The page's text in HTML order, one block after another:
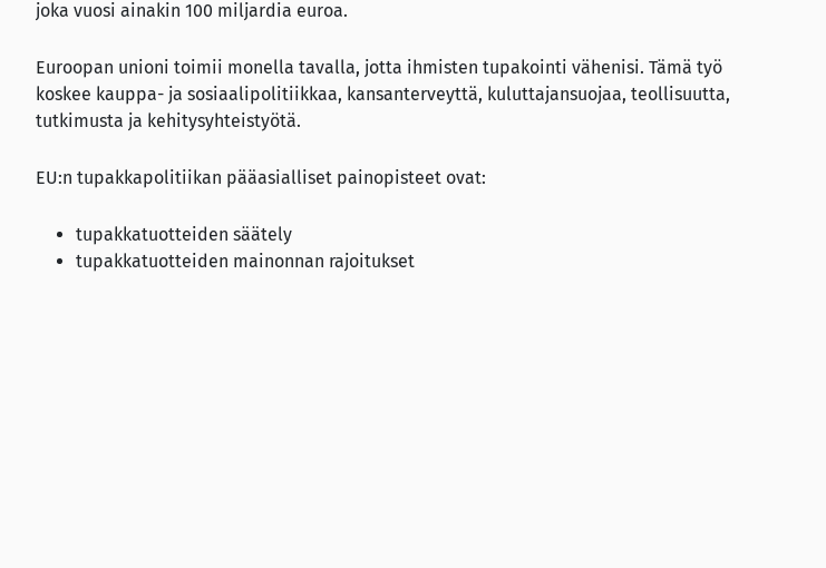
joka vuosi ainakin 100 miljardia euroa.
Euroopan unioni toimii monella tavalla, jotta ihmisten tupakointi vähenisi. Tämä työ
koskee kauppa- ja sosiaalipolitiikkaa, kansanterveyttä, kuluttajansuojaa, teollisuutta,
tutkimusta ja kehitysyhteistyötä.
EU:n tupakkapolitiikan pääasialliset painopisteet ovat:
tupakkatuotteiden säätely
tupakkatuotteiden mainonnan rajoitukset